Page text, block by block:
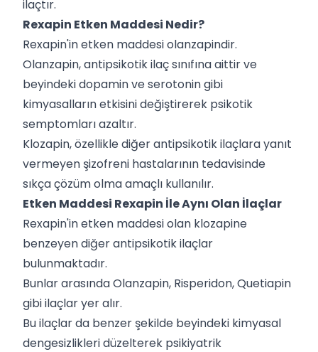
ilaçtır.
Rexapin Etken Maddesi Nedir?
Rexapin'in etken maddesi olanzapindir.
Olanzapin, antipsikotik ilaç sınıfına aittir ve
beyindeki dopamin ve serotonin gibi
kimyasalların etkisini değiştirerek psikotik
semptomları azaltır.
Klozapin, özellikle diğer antipsikotik ilaçlara yanıt
vermeyen şizofreni hastalarının tedavisinde
sıkça çözüm olma amaçlı kullanılır.
Etken Maddesi Rexapin İle Aynı Olan İlaçlar
Rexapin'in etken maddesi olan klozapine
benzeyen diğer antipsikotik ilaçlar
bulunmaktadır.
Bunlar arasında Olanzapin, Risperidon, Quetiapin
gibi ilaçlar yer alır.
Bu ilaçlar da benzer şekilde beyindeki kimyasal
dengesizlikleri düzelterek psikiyatrik